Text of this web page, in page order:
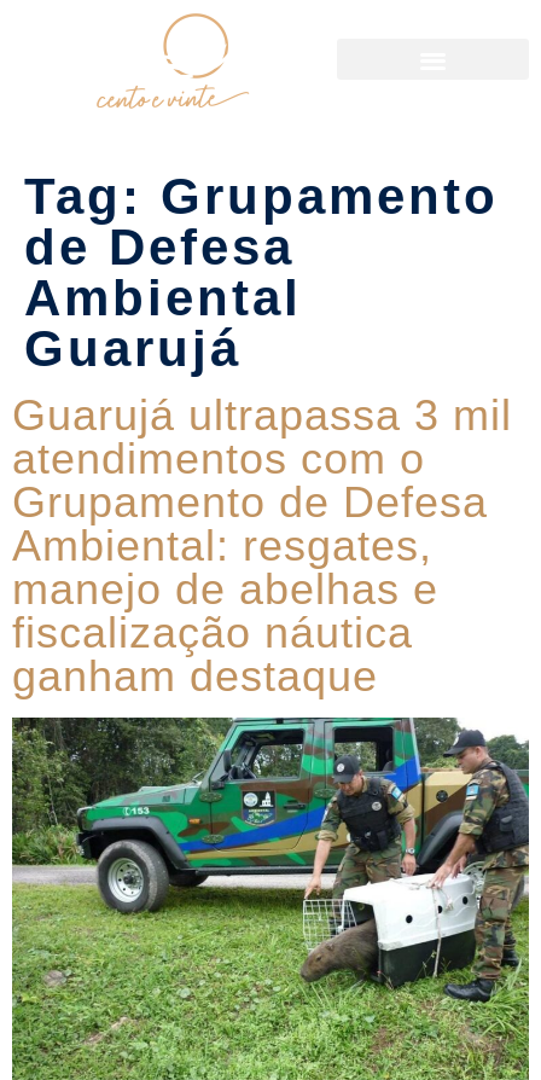
Tag: Grupamento
de Defesa
Ambiental
Guarujá
Guarujá ultrapassa 3 mil
atendimentos com o
Grupamento de Defesa
Ambiental: resgates,
manejo de abelhas e
fiscalização náutica
ganham destaque